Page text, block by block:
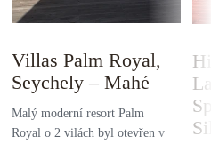
Villas Palm Royal,
Seychely – Mahé
Malý moderní resort Palm
Royal o 2 vilách byl otevřen v